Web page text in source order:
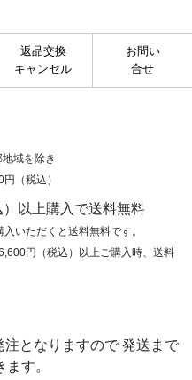
返品交換
キャンセル
お問い
合せ
域を除き
（税込）
以上購入で送料無料
いただくと送料無料です。
円（税込）以上ご購入時、送料
となりますので 発送まで
す。